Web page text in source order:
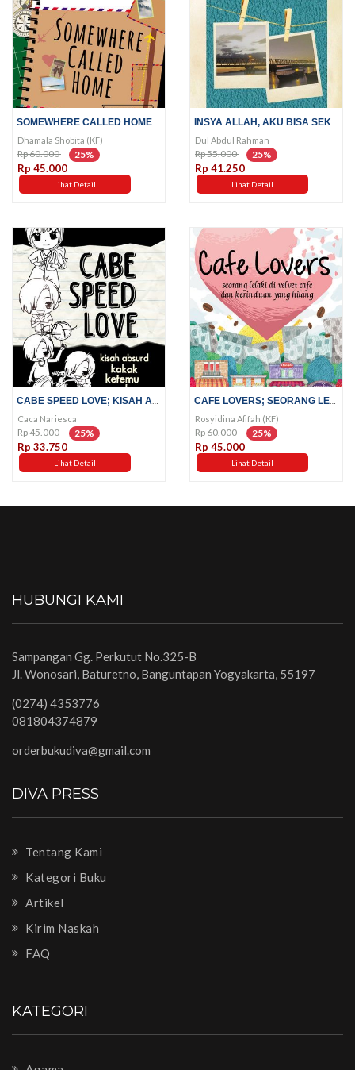
Dhamala Shobita (KF)
Rp 60.000 25%
Rp 45.000
Lihat Detail
Dul Abdul Rahman
Rp 55.000 25%
Rp 41.250
Lihat Detail
Caca Nariesca
Rp 45.000 25%
Rp 33.750
Lihat Detail
Rosyidina Afifah (KF)
Rp 60.000 25%
Rp 45.000
Lihat Detail
HUBUNGI KAMI
Sampangan Gg. Perkutut No.325-B
Jl. Wonosari, Baturetno, Banguntapan Yogyakarta, 55197
(0274) 4353776
081804374879
orderbukudiva@gmail.com
DIVA PRESS
Tentang Kami
Kategori Buku
Artikel
Kirim Naskah
FAQ
KATEGORI